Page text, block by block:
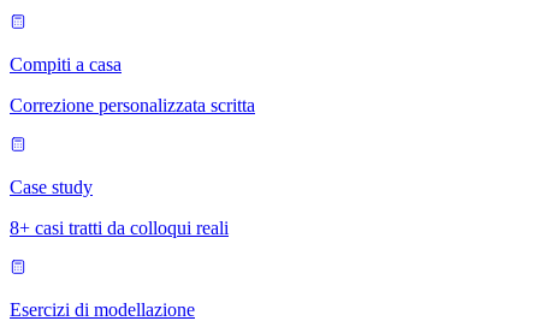
Compiti a casa
Correzione personalizzata scritta
Case study
8+ casi tratti da colloqui reali
Esercizi di modellazione